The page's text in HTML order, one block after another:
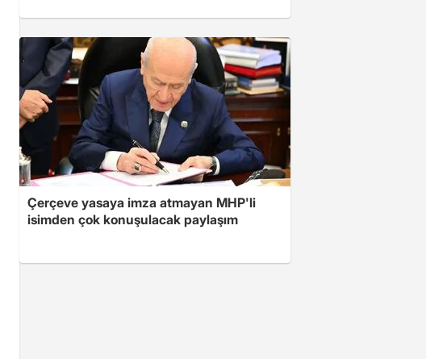
Çerçeve yasaya imza atmayan MHP'li
isimden çok konuşulacak paylaşım